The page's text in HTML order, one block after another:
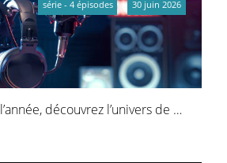
Tout au long de l’année, découvrez l’univers de quatre jeunes de l’ITEP de Reims.
série - 4 épisodes 30 juin 2026